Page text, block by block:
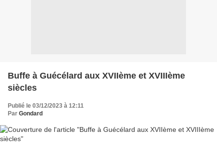
Buffe à Guécélard aux XVIIème et XVIIIème
siècles
Publié le 03/12/2023 à 12:11
Par Gondard